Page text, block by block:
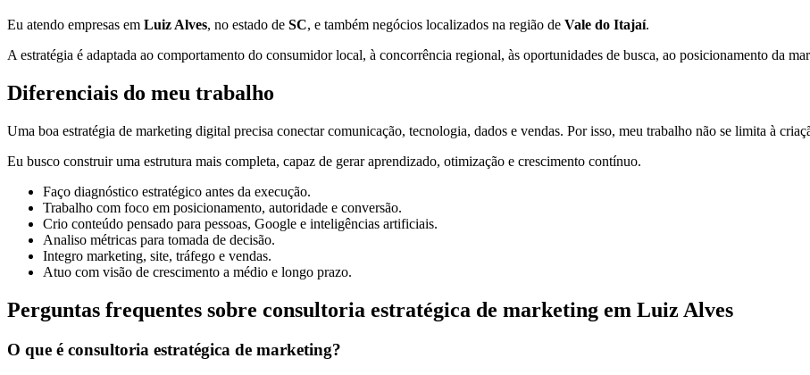
Eu atendo empresas em Luiz Alves, no estado de SC, e também negócios localizados na região de Vale do Itajaí.
A estratégia é adaptada ao comportamento do consumidor local, à concorrência regional, às oportunidades de busca, ao posicionamento da
Diferenciais do meu trabalho
Uma boa estratégia de marketing digital precisa conectar comunicação, tecnologia, dados e vendas. Por isso, meu trabalho não se limita à
Eu busco construir uma estrutura mais completa, capaz de gerar aprendizado, otimização e crescimento contínuo.
Faço diagnóstico estratégico antes da execução.
Trabalho com foco em posicionamento, autoridade e conversão.
Crio conteúdo pensado para pessoas, Google e inteligências artificiais.
Analiso métricas para tomada de decisão.
Integro marketing, site, tráfego e vendas.
Atuo com visão de crescimento a médio e longo prazo.
Perguntas frequentes sobre consultoria estratégica de marketing em Luiz Alves
O que é consultoria estratégica de marketing?